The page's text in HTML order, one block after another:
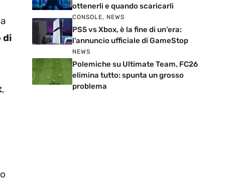
di
,
ottenerli e quando scaricarli
CONSOLE, NEWS
PS5 vs Xbox, è la fine di un’era:
l’annuncio ufficiale di GameStop
NEWS
Polemiche su Ultimate Team, FC26
elimina tutto: spunta un grosso
problema